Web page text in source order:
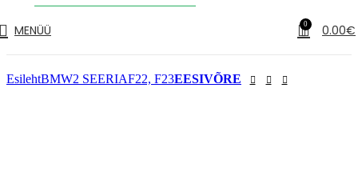
MENÜÜ 0 0.00€
EsilehtBMW2 SEERIAF22, F23EESIVÕRE